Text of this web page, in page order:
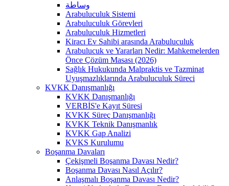
وساطة
Arabuluculuk Sistemi
Arabuluculuk Görevleri
Arabuluculuk Hizmetleri
Kiracı Ev Sahibi arasında Arabuluculuk
Arabulucuk ve Yararları Nedir: Mahkemelerden
Önce Çözüm Masası (2026)
Sağlık Hukukunda Malpraktis ve Tazminat
Uyuşmazlıklarında Arabuluculuk Süreci
KVKK Danışmanlığı
KVKK Danışmanlığı
VERBİS'e Kayıt Süresi
KVKK Süreç Danışmanlığı
KVKK Teknik Danışmanlık
KVKK Gap Analizi
KVKS Kurulumu
Boşanma Davaları
Çekişmeli Boşanma Davası Nedir?
Boşanma Davası Nasıl Açılır?
Anlaşmalı Boşanma Davası Nedir?